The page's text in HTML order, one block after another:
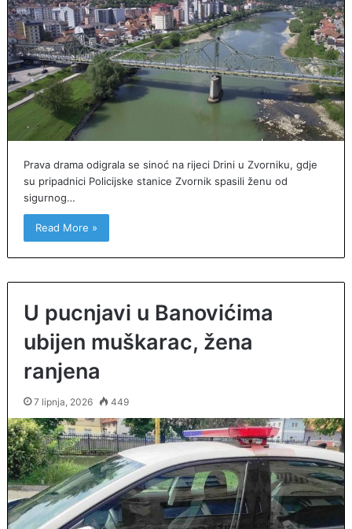
Prava drama odigrala se sinoć na rijeci Drini u Zvorniku, gdje
su pripadnici Policijske stanice Zvornik spasili ženu od
sigurnog…
Read More »
U pucnjavi u Banovićima
ubijen muškarac, žena
ranjena
7 lipnja, 2026 449